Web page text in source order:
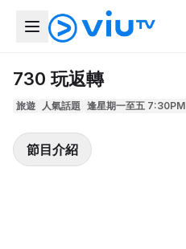
730 玩返轉
旅遊 人氣話題 逢星期一至五 7:30PM
節目介紹